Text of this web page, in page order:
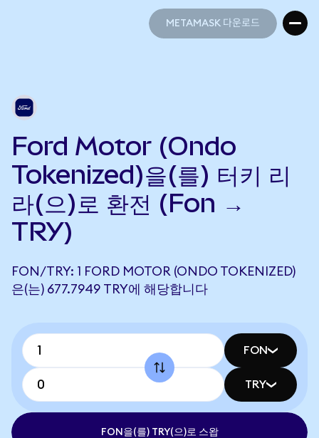
METAMASK 다운로드
Ford Motor (Ondo
Tokenized)을(를) 터키 리
라(으)로 환전 (Fon →
TRY)
FON/TRY: 1 FORD MOTOR (ONDO TOKENIZED)
은(는) 677.7949 TRY에 해당합니다
FON
TRY
FON을(를) TRY(으)로 스왑